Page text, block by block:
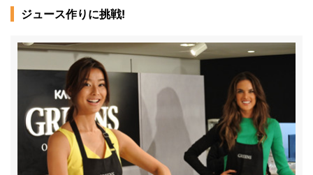
ジュース作りに挑戦!